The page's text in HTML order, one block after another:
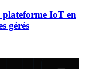
plateforme IoT en
gérés